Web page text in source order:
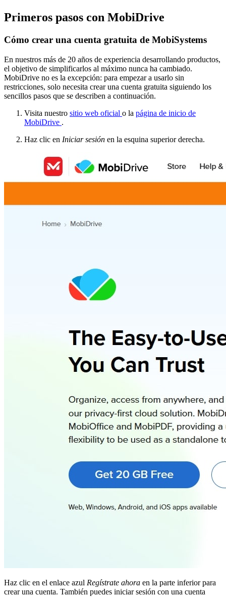
Primeros pasos con MobiDrive
Cómo crear una cuenta gratuita de MobiSystems
En nuestros más de 20 años de experiencia desarrollando productos,
el objetivo de simplificarlos al máximo nunca ha cambiado.
MobiDrive no es la excepción: para empezar a usarlo sin
restricciones, solo necesita crear una cuenta gratuita siguiendo los
sencillos pasos que se describen a continuación.
Visita nuestro sitio web oficial o la página de inicio de
MobiDrive .
Haz clic en Iniciar sesión en la esquina superior derecha.
Haz clic en el enlace azul Regístrate ahora en la parte inferior para
crear una cuenta. También puedes iniciar sesión con una cuenta